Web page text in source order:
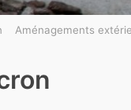
Aménagements